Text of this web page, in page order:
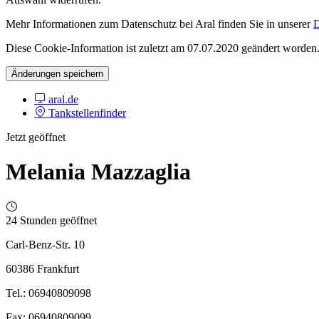
Mehr Informationen zum Datenschutz bei Aral finden Sie in unserer
Diese Cookie-Information ist zuletzt am 07.07.2020 geändert worden.
Änderungen speichern
aral.de
Tankstellenfinder
Jetzt geöffnet
Melania Mazzaglia
24 Stunden geöffnet
Carl-Benz-Str. 10
60386 Frankfurt
Tel.: 06940809098